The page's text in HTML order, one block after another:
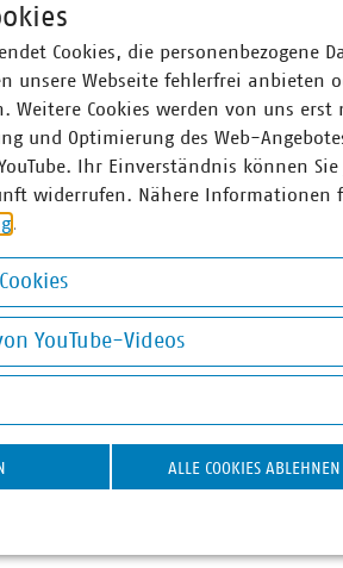
wie vor viele Sachverhalte ungeklärt,
können und somit vertretbare
in einem weiteren Schreiben
Steuern, Finanzen
Bäder
138
Cookies, die personenbezogene
unsere Webseite fehlerfrei anbieten
Weitere Cookies werden von uns
und Optimierung des Web-
Ihr Einverständnis können
widerrufen. Nähere Informationen
.
YouTube-Videos
Videos
ALLE COOKIES ABLEHNEN